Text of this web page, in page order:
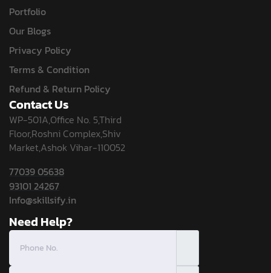
Portfolio
Our Blogs
Privacy Policy
Terms & Condition
Refund & Return Policy
Contact Us
WP-501A,Office No. 5,Third
Floor,Roshni Complex,Shiv
Market,Ashok Vihar-110052
77039 05638
93101 24267
Info@skillsify.in
Need Help?